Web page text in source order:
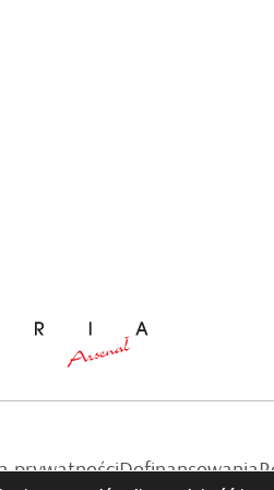
prywatnościDofinansowania